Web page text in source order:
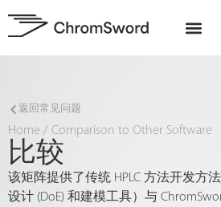
返回常见问题
Home / Comparison to Other Software
比较
该矩阵提供了传统 HPLC 方法开发方
设计 (DoE) 和建模工具）与